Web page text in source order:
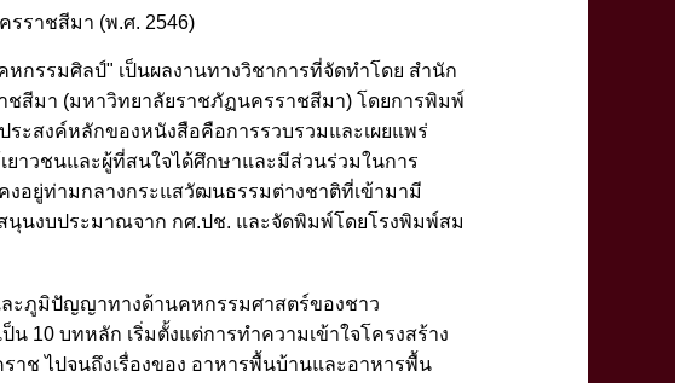
ราชสีมา (พ.ศ. 2546)
กรรมศิลป์" เป็นผลงานทางวิชาการที่จัดทำโดย สำนัก
สีมา (มหาวิทยาลัยราชภัฏนครราชสีมา) โดยการพิมพ์
ระสงค์หลักของหนังสือคือการรวบรวมและเผยแพร่
าวชนและผู้ที่สนใจได้ศึกษาและมีส่วนร่วมในการ
อยู่ท่ามกลางกระแสวัฒนธรรมต่างชาติที่เข้ามามี
นุนงบประมาณจาก กศ.ปช. และจัดพิมพ์โดยโรงพิมพ์สม
ะภูมิปัญญาทางด้านคหกรรมศาสตร์ของชาว
น 10 บทหลัก เริ่มตั้งแต่การทำความเข้าใจโครงสร้าง
าช ไปจนถึงเรื่องของ อาหารพื้นบ้านและอาหารพื้น